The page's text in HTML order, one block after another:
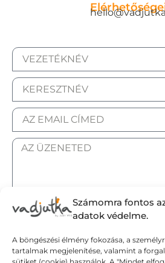
Számomra fontos
adatok védelme.
A böngészési élmény fokozása, a
tartalmak megjelenítése, valamint a
ELFOGADOM AZ
Elküldöm